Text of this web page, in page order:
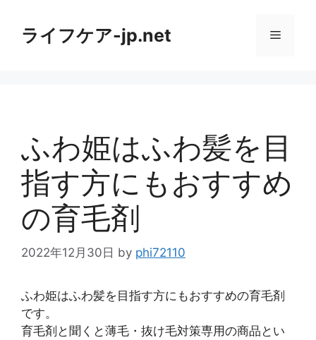
ライフケア-jp.net メ
ー
ふわ姫はふわ髪を目
指す方にもおすすめ
の育毛剤
2022年12月30日 by phi72110
ふわ姫はふわ髪を目指す方にもおすすめの育毛剤
です。
育毛剤と聞くと薄毛・抜け毛対策専用の商品とい